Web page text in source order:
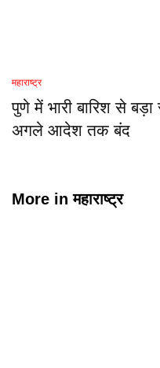
महाराष्ट्र
पुणे में भारी बारिश से
अगले आदेश तक बंद
More inमहाराष्ट्र